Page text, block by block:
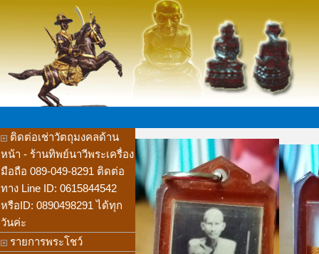
ติดต่อเช่าวัตถุมงคลด้าน
หน้า - ร้านทิพย์นาวีพระเครื่อง
มือถือ 089-049-8291 ติดต่อ
ทาง Line ID: 0615844542
หรือID: 0890498291 ได้ทุก
วันค่ะ
รายการพระโชว์